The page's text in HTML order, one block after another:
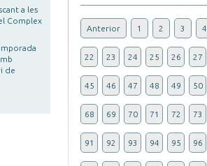
a les
Complex
de
Anterior 1 2 3 4
22 23 24 25 26 27
45 46 47 48 49 50
68 69 70 71 72 73
91 92 93 94 95 96